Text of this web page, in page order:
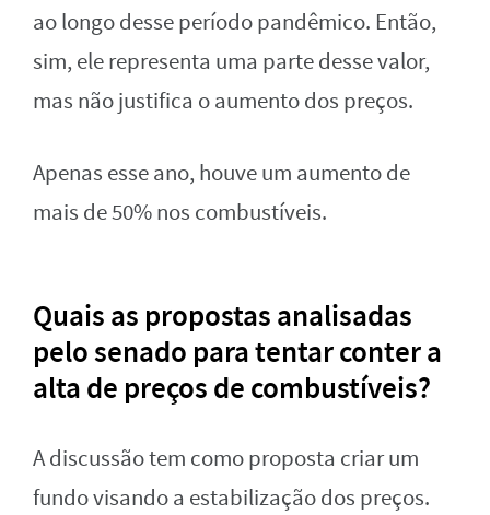
ao longo desse período pandêmico. Então,
sim, ele representa uma parte desse valor,
mas não justifica o aumento dos preços.
Apenas esse ano, houve um aumento de
mais de 50% nos combustíveis.
Quais as propostas analisadas
pelo senado para tentar conter a
alta de preços de combustíveis?
A discussão tem como proposta criar um
fundo visando a estabilização dos preços.